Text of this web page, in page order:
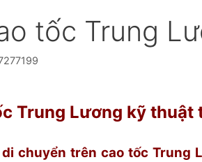
tốc Trung
Trung Lương kỹ thuật
chuyển trên cao tốc Trung